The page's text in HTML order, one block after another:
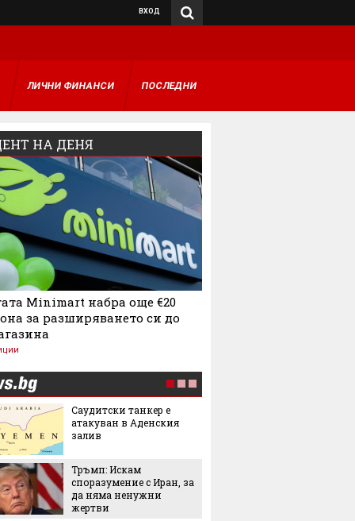
ВХОД
ЛИЧНИ ФИНАНСИ ПОСЛЕДНИ
НА ДЕНЯ
Minimart набра още €20
за разширяването си до
Саудитски танкер е
атакуван в Аденския
залив
Тръмп: Искам
споразумение с Иран, за
да няма ненужни
жертви